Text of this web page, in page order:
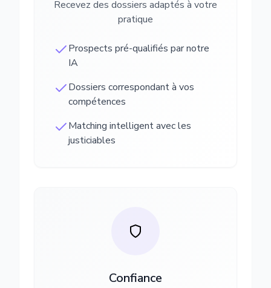
Recevez des dossiers adaptés à votre
pratique
Prospects pré-qualifiés par notre
IA
Dossiers correspondant à vos
compétences
Matching intelligent avec les
justiciables
Confiance